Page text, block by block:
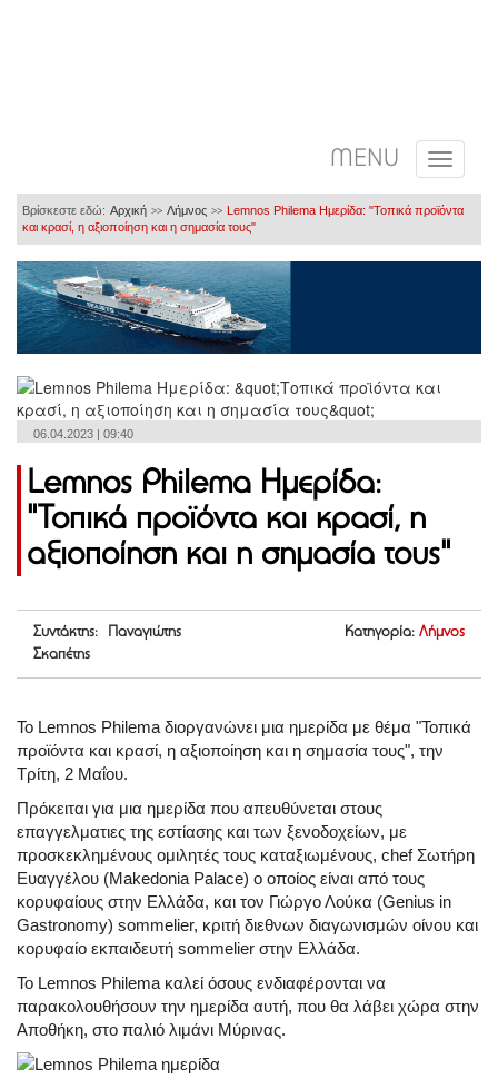
MENU
Βρίσκεστε εδώ: Αρχική >> Λήμνος >> Lemnos Philema Ημερίδα: "Τοπικά προϊόντα
και κρασί, η αξιοποίηση και η σημασία τους"
06.04.2023 | 09:40
Lemnos Philema Ημερίδα:
"Τοπικά προϊόντα και κρασί, η
αξιοποίηση και η σημασία τους"
Συντάκτης: Παναγιώτης
Σκαπέτης
Κατηγορία: Λήμνος
Το Lemnos Philema διοργανώνει μια ημερίδα με θέμα "Τοπικά
προϊόντα και κρασί, η αξιοποίηση και η σημασία τους", την
Τρίτη, 2 Μαΐου.
Πρόκειται για μια ημερίδα που απευθύνεται στους
επαγγελματιες της εστίασης και των ξενοδοχείων, με
προσκεκλημένους ομιλητές τους καταξιωμένους, chef Σωτήρη
Ευαγγέλου (Makedonia Palace) ο οποίος είναι από τους
κορυφαίους στην Ελλάδα, και τον Γιώργο Λούκα (Genius in
Gastronomy) sommelier, κριτή διεθνων διαγωνισμών οίνου και
κορυφαίο εκπαιδευτή sommelier στην Ελλάδα.
Το Lemnos Philema καλεί όσους ενδιαφέρονται να
παρακολουθήσουν την ημερίδα αυτή, που θα λάβει χώρα στην
Αποθήκη, στο παλιό λιμάνι Μύρινας.